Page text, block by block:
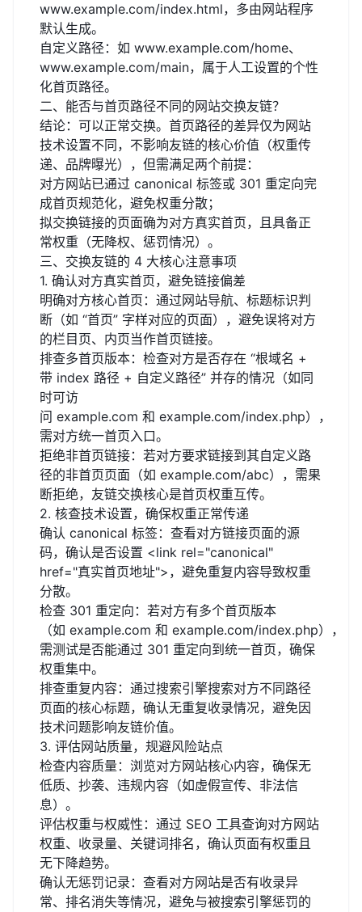
www.example.com/index.html，多由网站程序
默认生成。
自定义路径：如 www.example.com/home、
www.example.com/main，属于人工设置的个性
化首页路径。
二、能否与首页路径不同的网站交换友链？
结论：可以正常交换。首页路径的差异仅为网站
技术设置不同，不影响友链的核心价值（权重传
递、品牌曝光），但需满足两个前提：
对方网站已通过 canonical 标签或 301 重定向完
成首页规范化，避免权重分散；
拟交换链接的页面确为对方真实首页，且具备正
常权重（无降权、惩罚情况）。
三、交换友链的 4 大核心注意事项
1. 确认对方真实首页，避免链接偏差
明确对方核心首页：通过网站导航、标题标识判
断（如 “首页” 字样对应的页面），避免误将对方
的栏目页、内页当作首页链接。
排查多首页版本：检查对方是否存在 “根域名 +
带 index 路径 + 自定义路径” 并存的情况（如同
时可访
问 example.com 和 example.com/index.php），
需对方统一首页入口。
拒绝非首页链接：若对方要求链接到其自定义路
径的非首页页面（如 example.com/abc），需果
断拒绝，友链交换核心是首页权重互传。
2. 核查技术设置，确保权重正常传递
确认 canonical 标签：查看对方链接页面的源
码，确认是否设置 <link rel="canonical"
href="真实首页地址">，避免重复内容导致权重
分散。
检查 301 重定向：若对方有多个首页版本
（如 example.com 和 example.com/index.php），
需测试是否能通过 301 重定向到统一首页，确保
权重集中。
排查重复内容：通过搜索引擎搜索对方不同路径
页面的核心标题，确认无重复收录情况，避免因
技术问题影响友链价值。
3. 评估网站质量，规避风险站点
检查内容质量：浏览对方网站核心内容，确保无
低质、抄袭、违规内容（如虚假宣传、非法信
息）。
评估权重与权威性：通过 SEO 工具查询对方网站
权重、收录量、关键词排名，确认页面有权重且
无下降趋势。
确认无惩罚记录：查看对方网站是否有收录异
常、排名消失等情况，避免与被搜索引擎惩罚的